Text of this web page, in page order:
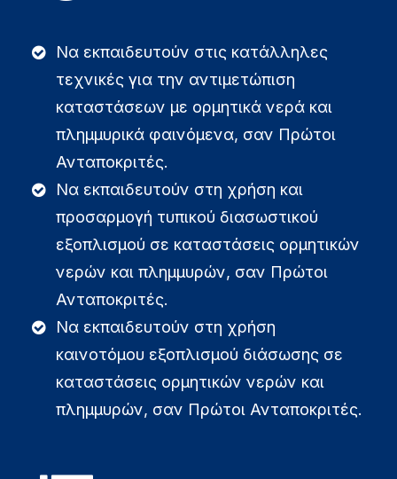
Να εκπαιδευτούν στις κατάλληλες
τεχνικές για την αντιμετώπιση
καταστάσεων με ορμητικά νερά και
πλημμυρικά φαινόμενα, σαν Πρώτοι
Ανταποκριτές.
Να εκπαιδευτούν στη χρήση και
προσαρμογή τυπικού διασωστικού
εξοπλισμού σε καταστάσεις ορμητικών
νερών και πλημμυρών, σαν Πρώτοι
Ανταποκριτές.
Να εκπαιδευτούν στη χρήση
καινοτόμου εξοπλισμού διάσωσης σε
καταστάσεις ορμητικών νερών και
πλημμυρών, σαν Πρώτοι Ανταποκριτές.